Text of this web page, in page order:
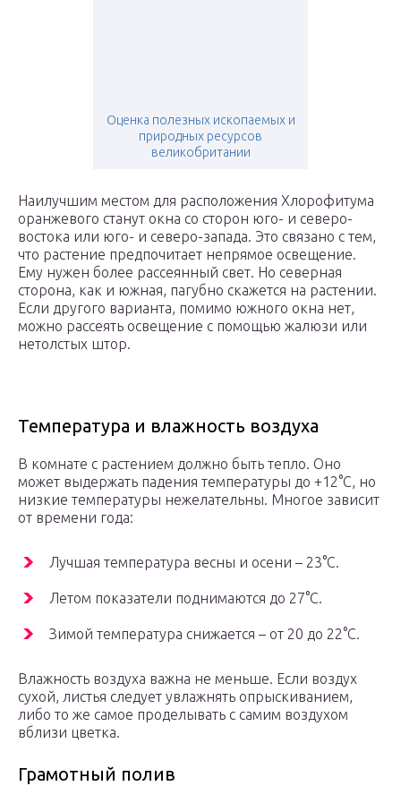
Оценка полезных ископаемых и
природных ресурсов
великобритании
Наилучшим местом для расположения Хлорофитума
оранжевого станут окна со сторон юго- и северо-
востока или юго- и северо-запада. Это связано с тем,
что растение предпочитает непрямое освещение.
Ему нужен более рассеянный свет. Но северная
сторона, как и южная, пагубно скажется на растении.
Если другого варианта, помимо южного окна нет,
можно рассеять освещение с помощью жалюзи или
нетолстых штор.
Температура и влажность воздуха
В комнате с растением должно быть тепло. Оно
может выдержать падения температуры до +12°С, но
низкие температуры нежелательны. Многое зависит
от времени года:
Лучшая температура весны и осени – 23°С.
Летом показатели поднимаются до 27°С.
Зимой температура снижается – от 20 до 22°С.
Влажность воздуха важна не меньше. Если воздух
сухой, листья следует увлажнять опрыскиванием,
либо то же самое проделывать с самим воздухом
вблизи цветка.
Грамотный полив